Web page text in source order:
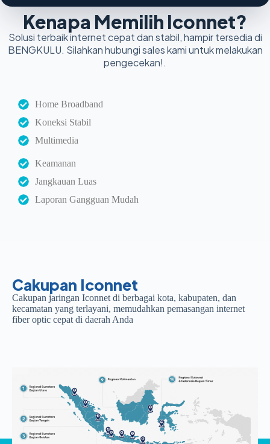
Kenapa Memilih Iconnet?
Solusi terbaik internet cepat dan stabil, hampir tersedia di
BENGKULU. Silahkan hubungi sales kami untuk melakukan
pengecekan!.
Home Broadband
Koneksi Stabil
Multimedia
Keamanan
Jangkauan Luas
Laporan Gangguan Mudah
Cakupan Iconnet
Cakupan jaringan Iconnet di berbagai kota, kabupaten, dan
kecamatan yang terlayani, memudahkan pemasangan internet
fiber optic cepat di daerah Anda